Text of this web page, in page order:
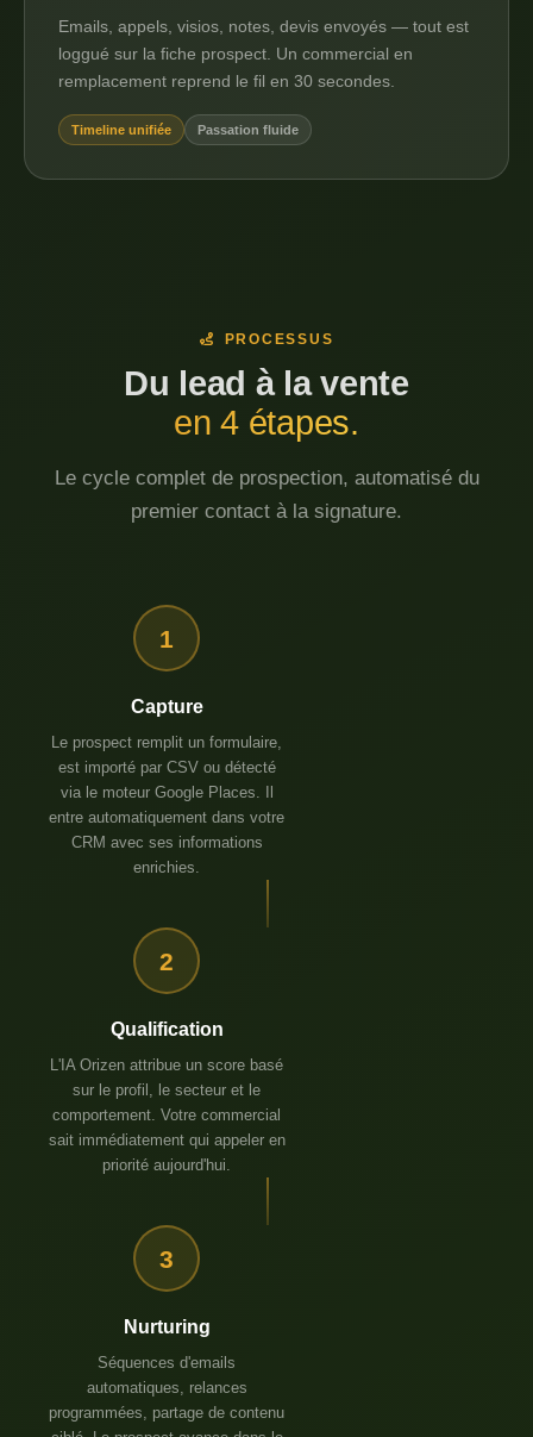
Emails, appels, visios, notes, devis envoyés — tout est
loggué sur la fiche prospect. Un commercial en
remplacement reprend le fil en 30 secondes.
Timeline unifiée Passation fluide
PROCESSUS
Du lead à la vente
en 4 étapes.
Le cycle complet de prospection, automatisé du
premier contact à la signature.
1
Capture
Le prospect remplit un formulaire,
est importé par CSV ou détecté
via le moteur Google Places. Il
entre automatiquement dans votre
CRM avec ses informations
enrichies.
2
Qualification
L'IA Orizen attribue un score basé
sur le profil, le secteur et le
comportement. Votre commercial
sait immédiatement qui appeler en
priorité aujourd'hui.
3
Nurturing
Séquences d'emails
automatiques, relances
programmées, partage de contenu